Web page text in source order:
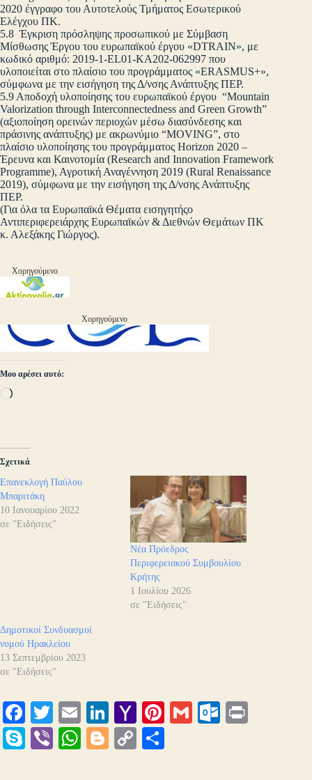
2020 έγγραφο του Αυτοτελούς Τμήματος Εσωτερικού
Ελέγχου ΠΚ.
5.8 Έγκριση πρόσληψης προσωπικού με Σύμβαση
Μίσθωσης Έργου του ευρωπαϊκού έργου «DTRAIN», με
κωδικό αριθμό: 2019-1-EL01-KA202-062997 που
υλοποιείται στο πλαίσιο του προγράμματος «ERASMUS+»,
σύμφωνα με την εισήγηση της Δ/νσης Ανάπτυξης ΠΕΡ.
5.9 Αποδοχή υλοποίησης του ευρωπαϊκού έργου “Mountain
Valorization through Interconnectedness and Green Growth”
(αξιοποίηση ορεινών περιοχών μέσω διασύνδεσης και
πράσινης ανάπτυξης) με ακρωνύμιο “MOVING”, στο
πλαίσιο υλοποίησης του προγράμματος Horizon 2020 –
Έρευνα και Καινοτομία (Research and Innovation Framework
Programme), Αγροτική Αναγέννηση 2019 (Rural Renaissance
2019), σύμφωνα με την εισήγηση της Δ/νσης Ανάπτυξης
ΠΕΡ.
(Για όλα τα Ευρωπαϊκά Θέματα εισηγητήςο
Αντιπεριφερειάρχης Ευρωπαϊκών & Διεθνών Θεμάτων ΠΚ
κ. Αλεξάκης Γιώργος).
Χορηγούμενο
Χορηγούμενο
Μου αρέσει αυτό:
Loading…
Σχετικά
Επανεκλογή Παύλου
Μπαριτάκη
10 Ιανουαρίου 2022
σε "Ειδήσεις"
Νέα Πρόεδρος
Περιφερειακού Συμβουλίου
Κρήτης
1 Ιουλίου 2026
σε "Ειδήσεις"
Δημοτικοί Συνδυασμοί
νομού Ηρακλείου
13 Σεπτεμβρίου 2023
σε "Ειδήσεις"
Fa
ce
bo
T
wi
tte
E
m
ail
Li
nk
ed
Y
ah
oo
Pi G
O
S
Vi W Bl C